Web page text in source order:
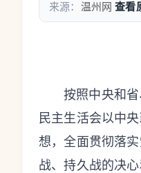
来源： 温州网 查看
按照中央和
民主生活会以中
想，全面贯彻落
战、持久战的决